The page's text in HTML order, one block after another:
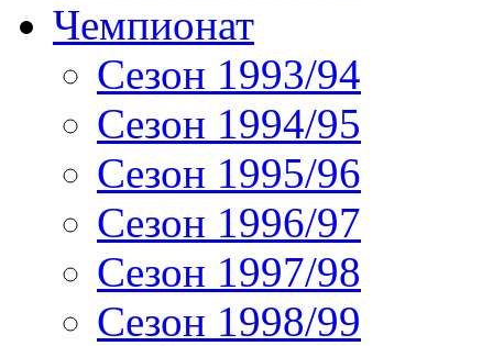
Чемпионат
Сезон 1993/94
Сезон 1994/95
Сезон 1995/96
Сезон 1996/97
Сезон 1997/98
Сезон 1998/99